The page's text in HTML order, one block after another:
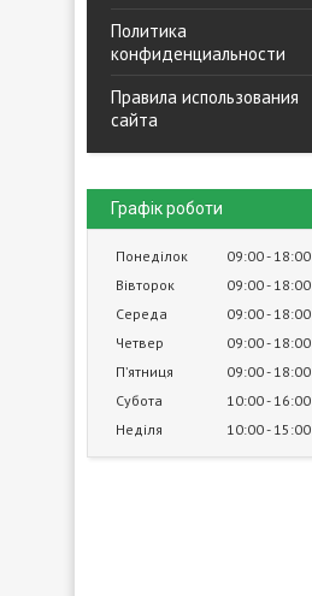
Политика
конфиденциальности
Правила использования
сайта
Графік роботи
Понеділок 09:00 18:00
Вівторок
09:00 18:00
Середа
09:00 18:00
Четвер
09:00 18:00
Пʼятниця
09:00 18:00
Субота
10:00 16:00
Неділя
10:00 15:00